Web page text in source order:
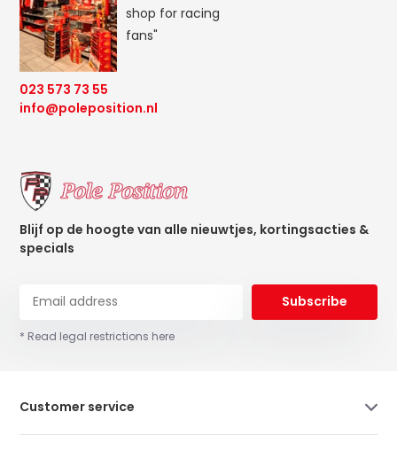
shop for racing
fans"
023 573 73 55
info@poleposition.nl
Blijf op de hoogte van alle nieuwtjes, kortingsacties &
specials
Subscribe
* Read legal restrictions here
Customer service